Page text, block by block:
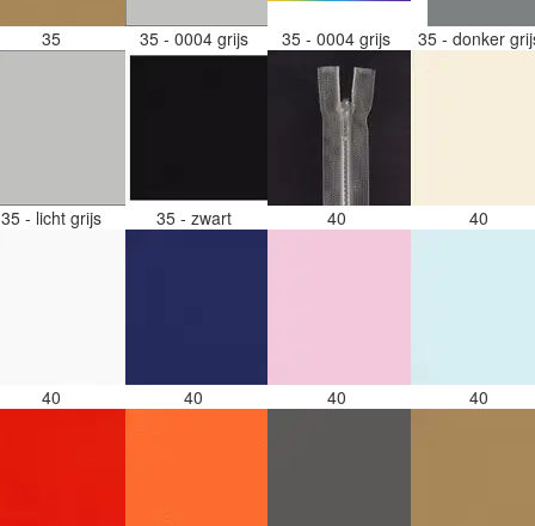
35 35 - 0004 grijs 35 - 0004 grijs 35 - donker
35 - licht grijs 35 - zwart 40 40
40 40 40 40